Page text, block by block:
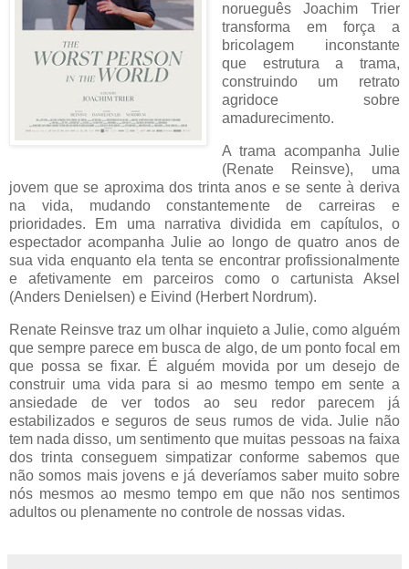
norueguês Joachim Trier
transforma em força a
bricolagem inconstante
que estrutura a trama,
construindo um retrato
agridoce sobre
amadurecimento.
A trama acompanha Julie
(Renate Reinsve), uma
jovem que se aproxima dos trinta anos e se sente à deriva
na vida, mudando constantemente de carreiras e
prioridades. Em uma narrativa dividida em capítulos, o
espectador acompanha Julie ao longo de quatro anos de
sua vida enquanto ela tenta se encontrar profissionalmente
e afetivamente em parceiros como o cartunista Aksel
(Anders Denielsen) e Eivind (Herbert Nordrum).
Renate Reinsve traz um olhar inquieto a Julie, como alguém
que sempre parece em busca de algo, de um ponto focal em
que possa se fixar. É alguém movida por um desejo de
construir uma vida para si ao mesmo tempo em sente a
ansiedade de ver todos ao seu redor parecem já
estabilizados e seguros de seus rumos de vida. Julie não
tem nada disso, um sentimento que muitas pessoas na faixa
dos trinta conseguem simpatizar conforme sabemos que
não somos mais jovens e já deveríamos saber muito sobre
nós mesmos ao mesmo tempo em que não nos sentimos
adultos ou plenamente no controle de nossas vidas.